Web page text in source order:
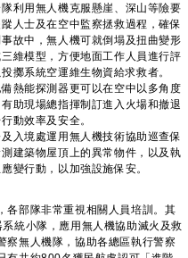
利用無人機克服懸崖、深山等險要
人士及在空中監察拯救過程，確保
故中，無人機可就倒塌及扭曲變形
維模型，方便地面工作人員進行評
擲系統空運維生物資給求救者。
熱能探測器更可以在空中以多角度
助現場總指揮制訂進入火場和撤退
動效率及安全。
入境處運用無人機技術協助巡查保
建築物屋頂上的異常物件，以及執
變行動，以加強設施保安。
部隊非常重視相關人員培訓。其
統小隊，應用無人機協助滅火及救
察無人機隊，協助各總區執行警察